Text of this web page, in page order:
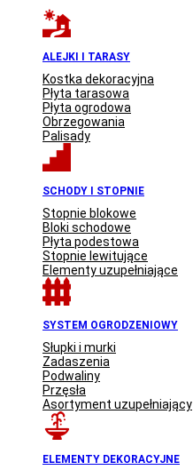
ALEJKI I TARASY
Kostka dekoracyjna
Płyta tarasowa
Płyta ogrodowa
Obrzegowania
Palisady
SCHODY I STOPNIE
Stopnie blokowe
Bloki schodowe
Płyta podestowa
Stopnie lewitujące
Elementy uzupełniające
SYSTEM OGRODZENIOWY
Słupki i murki
Zadaszenia
Podwaliny
Przęsła
Asortyment uzupełniający
ELEMENTY DEKORACYJNE